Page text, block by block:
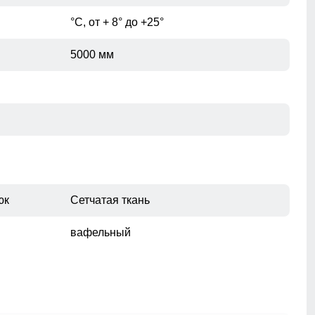
костюм идеальным выбором для активных занятий
также для прогулок на свежем воздухе.
помощи сантиметровой ленты.
°С, от + 8° до +25°
5000 мм
Сетчатая ткань
вафельный